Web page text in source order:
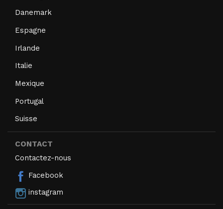
Danemark
Espagne
Irlande
Italie
Mexique
Portugal
Suisse
CONTACT
Contactez-nous
Facebook
instagram